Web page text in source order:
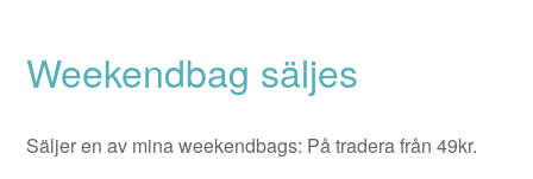
Weekendbag säljes
Säljer en av mina weekendbags: På tradera från 49kr.